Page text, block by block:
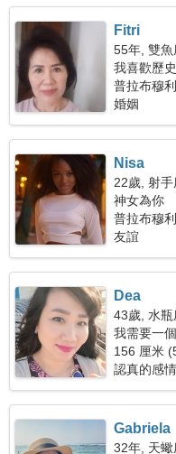
Fitri
55年, 雙魚
我喜歡歷
普拉布穆利
婚姻
Nisa
22歲, 射手
神女為你
普拉布穆
友誼
Dea
43歲, 水瓶
我需要一
156 厘米
認真的感情
Gabriela
32年, 天蠍